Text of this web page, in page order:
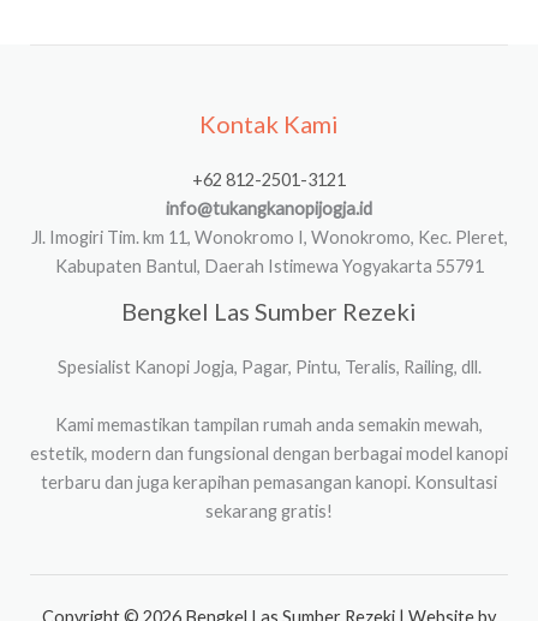
Kontak Kami
+62 812-2501-3121
info@tukangkanopijogja.id
Jl. Imogiri Tim. km 11, Wonokromo I, Wonokromo, Kec. Pleret,
Kabupaten Bantul, Daerah Istimewa Yogyakarta 55791
Bengkel Las Sumber Rezeki
Spesialist Kanopi Jogja, Pagar, Pintu, Teralis, Railing, dll.
Kami memastikan tampilan rumah anda semakin mewah,
estetik, modern dan fungsional dengan berbagai model kanopi
terbaru dan juga kerapihan pemasangan kanopi. Konsultasi
sekarang gratis!